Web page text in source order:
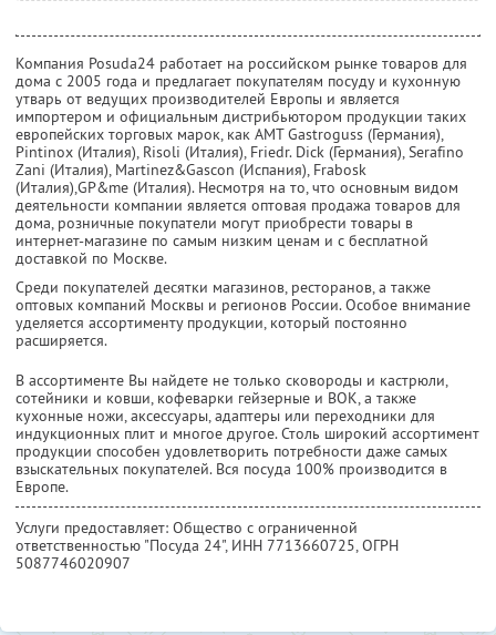
Компания Posuda24 работает на российском рынке товаров для
дома с 2005 года и предлагает покупателям посуду и кухонную
утварь от ведущих производителей Европы и является
импортером и официальным дистрибьютором продукции таких
европейских торговых марок, как AMT Gastroguss (Германия),
Pintinox (Италия), Risoli (Италия), Friedr. Dick (Германия), Serafino
Zani (Италия), Martinez&Gascon (Испания), Frabosk
(Италия),GP&me (Италия). Несмотря на то, что основным видом
деятельности компании является оптовая продажа товаров для
дома, розничные покупатели могут приобрести товары в
интернет-магазине по самым низким ценам и с бесплатной
доставкой по Москве.
Среди покупателей десятки магазинов, ресторанов, а также
оптовых компаний Москвы и регионов России. Особое внимание
уделяется ассортименту продукции, который постоянно
расширяется.
В ассортименте Вы найдете не только сковороды и кастрюли,
сотейники и ковши, кофеварки гейзерные и ВОК, а также
кухонные ножи, аксессуары, адаптеры или переходники для
индукционных плит и многое другое. Столь широкий ассортимент
продукции способен удовлетворить потребности даже самых
взыскательных покупателей. Вся посуда 100% производится в
Европе.
Услуги предоставляет: Общество с ограниченной
ответственностью "Посуда 24", ИНН 7713660725, ОГРН
5087746020907